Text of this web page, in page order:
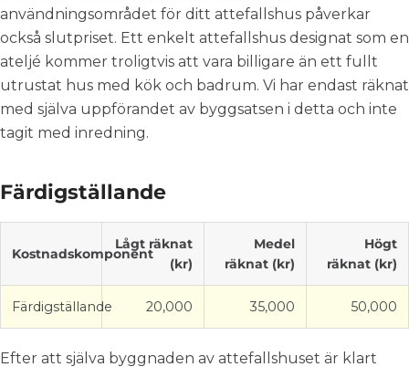
användningsområdet för ditt attefallshus påverkar
också slutpriset. Ett enkelt attefallshus designat som en
ateljé kommer troligtvis att vara billigare än ett fullt
utrustat hus med kök och badrum. Vi har endast räknat
med själva uppförandet av byggsatsen i detta och inte
tagit med inredning.
Färdigställande
Kostnadskomponent
Lågt räknat
(kr)
Medel
räknat (kr)
Högt
räknat (kr)
Färdigställande 20,000 35,000 50,000
Efter att själva byggnaden av attefallshuset är klart